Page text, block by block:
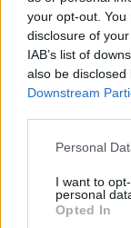
your opt-out.
disclosure of
IAB’s list of
also be
Downstream
Please note that
not limited to
grant or deny
use your data
Personal
I want to
personal
Opted In
Lassuló
Mivel egy új F1-
várható volt, hogy
között. A szezon
csomagot az
valóban
jelentik a
Miamiban és a
Mekies